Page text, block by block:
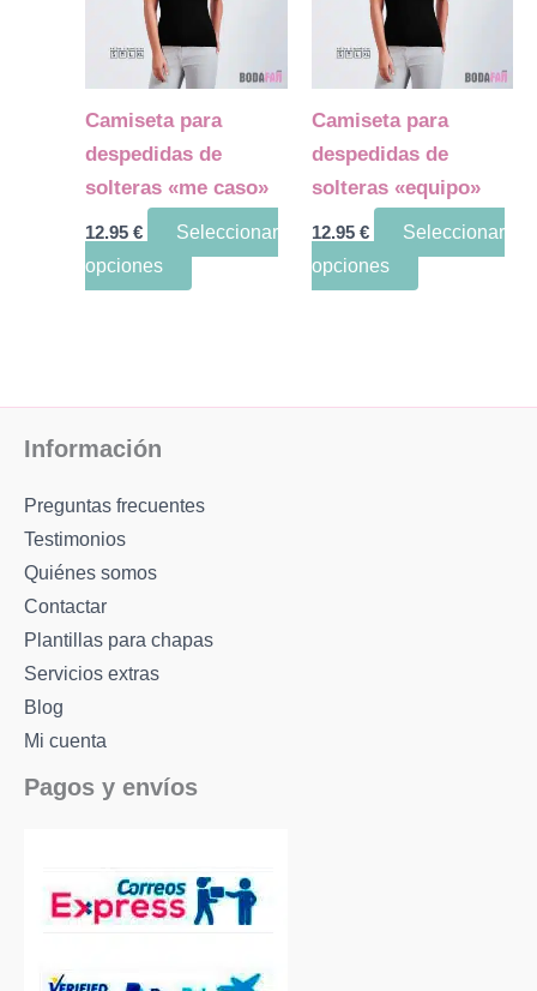
Camiseta para
despedidas de
solteras «me caso»
12.95 €
Seleccionar
opciones
variantes.
Las
elegir
en
Camiseta para
despedidas de
solteras «equipo»
12.95 €
Seleccionar
opciones
variantes.
Las
elegir
en
Información
Preguntas frecuentes
Testimonios
Quiénes somos
Contactar
Plantillas para chapas
Servicios extras
Blog
Mi cuenta
Pagos y envíos